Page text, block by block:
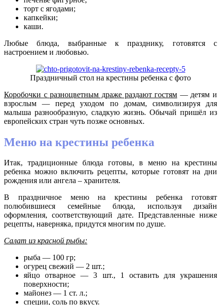
торт с ягодами;
капкейки;
каши.
Любые блюда, выбранные к празднику, готовятся с
настроением и любовью.
Праздничный стол на крестины ребенка с фото
Коробочки с разноцветным драже раздают гостям — детям и
взрослым — перед уходом по домам, символизируя для
малыша разнообразную, сладкую жизнь. Обычай пришёл из
европейских стран чуть позже основных.
Меню на крестины ребенка
Итак, традиционные блюда готовы, в меню на крестины
ребенка можно включить рецепты, которые готовят на дни
рождения или ангела – хранителя.
В праздничное меню на крестины ребенка готовят
полюбившиеся семейные блюда, используя дизайн
оформления, соответствующий дате. Представленные ниже
рецепты, наверняка, придутся многим по душе.
Салат из красной рыбы:
рыба — 100 гр;
огурец свежий — 2 шт.;
яйцо отварное — 3 шт., 1 оставить для украшения
поверхности;
майонез — 1 ст. л.;
специи, соль по вкусу.